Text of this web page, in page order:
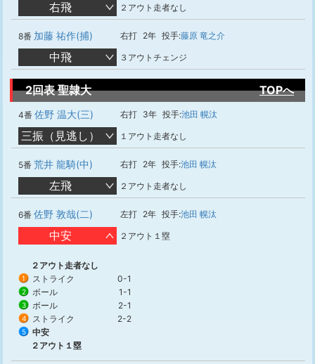
右飛 ２アウト走者なし
8番 加藤 祐作(捕) 右打 2年 投手:藤原 竜之介
中飛 ３アウトチェンジ
2回表 聖隷大 TOPへ
4番 佐野 温大(三) 右打 3年 投手:池田 幌汰
三振（見逃し） １アウト走者なし
5番 荒井 龍騎(中) 右打 2年 投手:池田 幌汰
左飛 ２アウト走者なし
6番 佐野 敦哉(二) 左打 2年 投手:池田 幌汰
中安 ２アウト１塁
２アウト走者なし
1 ストライク 0-1
2 ボール 1-1
3 ボール 2-1
4 ストライク 2-2
5
中安
２アウト１塁